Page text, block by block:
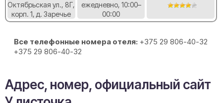
Октябрьская ул., 8Г,
корп. 1, д. Заречье
ежедневно, 10:00–
00:00
Все телефонные номера отеля: +375 29 806-40-32
+375 29 806-40-32
Адрес, номер, официальный сайт